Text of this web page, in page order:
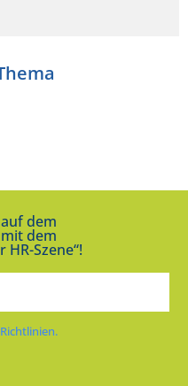
dem
dem
HR-Szene“!